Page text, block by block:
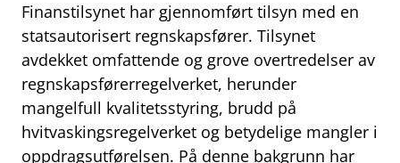
businessOm Finanstilsynet
mail_outlineKontakt oss
work_outlineJobb hos oss
dashboard Informasjon for investorer
Finanstilsynet har gjennomført tilsyn med en
statsautorisert regnskapsfører. Tilsynet
avdekket omfattende og grove overtredelser av
regnskapsførerregelverket, herunder
mangelfull kvalitetsstyring, brudd på
hvitvaskingsregelverket og betydelige mangler i
oppdragsutførelsen. På denne bakgrunn har